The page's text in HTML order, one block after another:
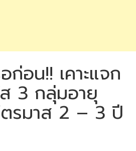
ก่อน!! เคาะแจก
3 กลุ่มอายุ
รมาส 2​ – 3 ปี